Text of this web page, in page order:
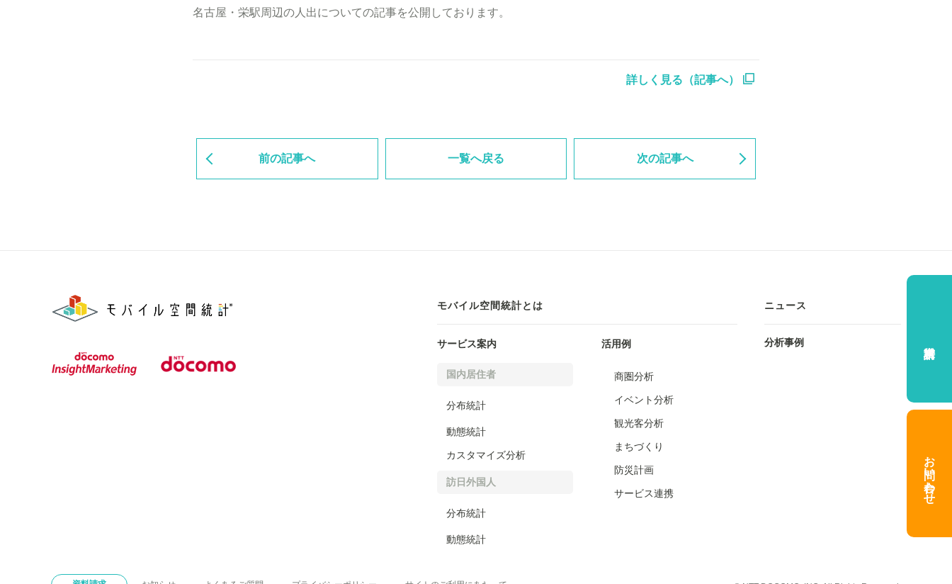
名古屋・栄駅周辺の人出についての記事を公開しております。
詳しく見る（記事へ）
前の記事へ 一覧へ戻る 次の記事へ
モバイル空間統計とは
サービス案内
国内居住者
分布統計
動態統計
カスタマイズ分析
訪日外国人
分布統計
動態統計
活用例
商圏分析
イベント分析
観光客分析
まちづくり
防災計画
サービス連携
ニュース
分析事例
お問い合わせ